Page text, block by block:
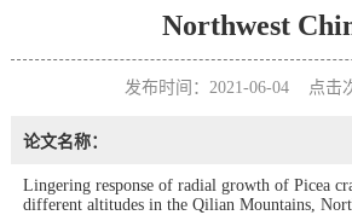
Northwest
发布时间：2021-06-04 点击
论文名称：
Lingering response of radial growth of Picea
different altitudes in the Qilian Mountains,